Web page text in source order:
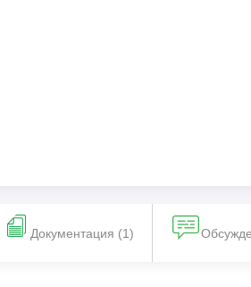
Документация (1)